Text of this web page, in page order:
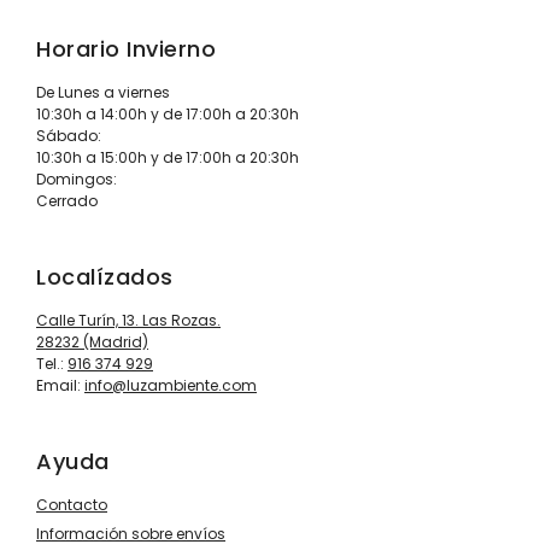
Horario Invierno
De Lunes a viernes
10:30h a 14:00h y de 17:00h a 20:30h
Sábado:
10:30h a 15:00h y de 17:00h a 20:30h
Domingos:
Cerrado
Localízados
Calle Turín, 13. Las Rozas.
28232 (Madrid)
Tel.: 916 374 929
Email: info@luzambiente.com
Ayuda
Contacto
Información sobre envíos